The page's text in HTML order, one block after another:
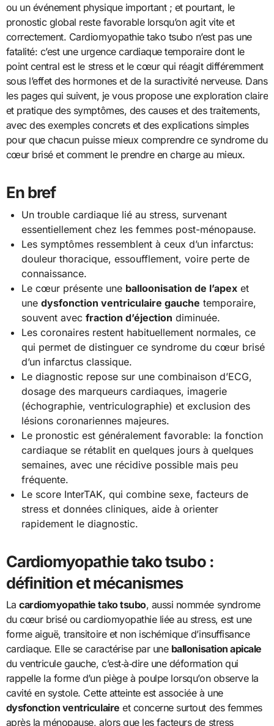
ou un événement physique important ; et pourtant, le
pronostic global reste favorable lorsqu’on agit vite et
correctement. Cardiomyopathie tako tsubo n’est pas une
fatalité: c’est une urgence cardiaque temporaire dont le
point central est le stress et le cœur qui réagit différemment
sous l’effet des hormones et de la suractivité nerveuse. Dans
les pages qui suivent, je vous propose une exploration claire
et pratique des symptômes, des causes et des traitements,
avec des exemples concrets et des explications simples
pour que chacun puisse mieux comprendre ce syndrome du
cœur brisé et comment le prendre en charge au mieux.
En bref
Un trouble cardiaque lié au stress, survenant
essentiellement chez les femmes post-ménopause.
Les symptômes ressemblent à ceux d’un infarctus:
douleur thoracique, essoufflement, voire perte de
connaissance.
Le cœur présente une balloonisation de l’apex et
unedysfonction ventriculaire gauche temporaire,
souvent avecfraction d’éjection diminuée.
Les coronaires restent habituellement normales, ce
qui permet de distinguer ce syndrome du cœur brisé
d’un infarctus classique.
Le diagnostic repose sur une combinaison d’ECG,
dosage des marqueurs cardiaques, imagerie
(échographie, ventriculographie) et exclusion des
lésions coronariennes majeures.
Le pronostic est généralement favorable: la fonction
cardiaque se rétablit en quelques jours à quelques
semaines, avec une récidive possible mais peu
fréquente.
Le score InterTAK, qui combine sexe, facteurs de
stress et données cliniques, aide à orienter
rapidement le diagnostic.
Cardiomyopathie tako tsubo :
définition et mécanismes
Lacardiomyopathie tako tsubo, aussi nommée syndrome
du cœur brisé ou cardiomyopathie liée au stress, est une
forme aiguë, transitoire et non ischémique d’insuffisance
cardiaque. Elle se caractérise par une ballonisation apicale
du ventricule gauche, c’est‑à‑dire une déformation qui
rappelle la forme d’un piège à poulpe lorsqu’on observe la
cavité en systole. Cette atteinte est associée à une
dysfonction ventriculaire et concerne surtout des femmes
après la ménopause, alors que les facteurs de stress